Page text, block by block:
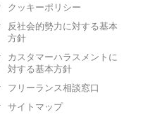
クッキーポリシー
反社会的勢力に対する基本
方針
カスタマーハラスメントに
対する基本方針
フリーランス相談窓口
サイトマップ